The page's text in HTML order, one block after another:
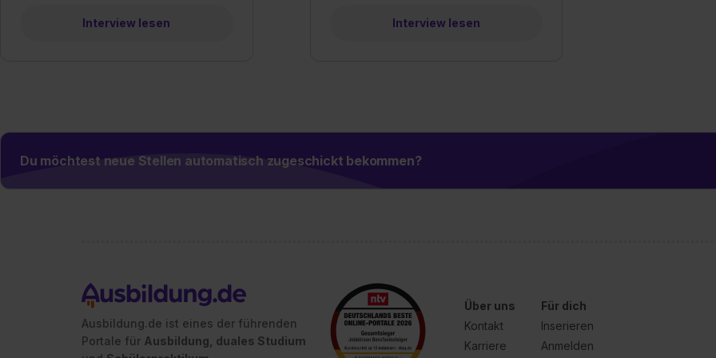
Interview lesen Interview lesen
Du möchtest neue Stellen automatisch zugeschickt bekommen?
Ausbildung.de ist eines der führenden
Portale für Ausbildung, duales Studium
Über uns
Kontakt
Karriere
Für dich
Inserieren
Anmelden